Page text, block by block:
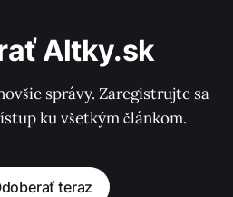
Altky.sk
správy. Zaregistrujte sa
ku všetkým článkom.
teraz